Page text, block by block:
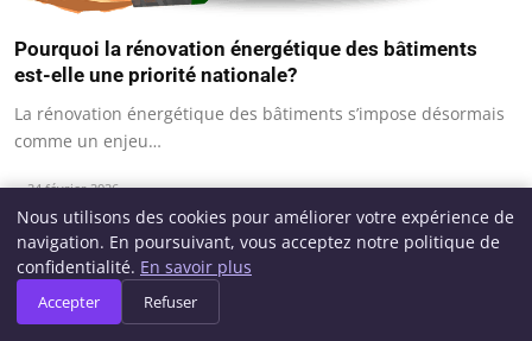
Pourquoi la rénovation énergétique des bâtiments
est-elle une priorité nationale?
La rénovation énergétique des bâtiments s’impose désormais
comme un enjeu…
24 février 2026
Nous utilisons des cookies pour améliorer votre expérience de
navigation. En poursuivant, vous acceptez notre politique de
confidentialité. En savoir plus
Accepter Refuser